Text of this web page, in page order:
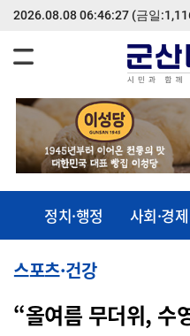
2026.08.08 06:46:27 (금일
정치·행정 사회·경제
스포츠·건강
“올여름 무더위, 수